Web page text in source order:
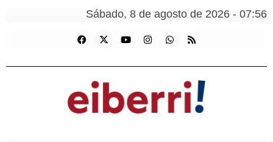
Sábado, 8 de agosto de 2026 - 07:56